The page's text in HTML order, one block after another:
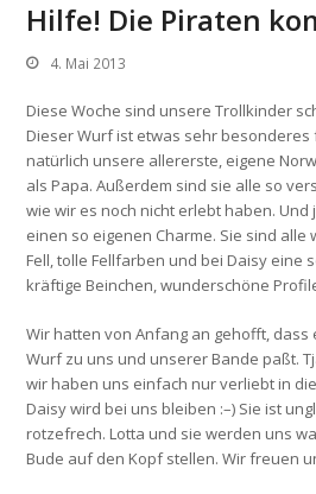
Hilfe! Die Piraten
4. Mai 2013
Diese Woche sind unsere Trollkinder
Dieser Wurf ist etwas sehr besonderes
natürlich unsere allererste, eigene
als Papa. Außerdem sind sie alle so
wie wir es noch nicht erlebt haben.
einen so eigenen Charme. Sie sind alle
Fell, tolle Fellfarben und bei Daisy eine
kräftige Beinchen, wunderschöne
Wir hatten von Anfang an gehofft, dass
Wurf zu uns und unserer Bande paßt.
wir haben uns einfach nur verliebt in
Daisy wird bei uns bleiben :–) Sie ist
rotzefrech. Lotta und sie werden uns
Bude auf den Kopf stellen. Wir freuen